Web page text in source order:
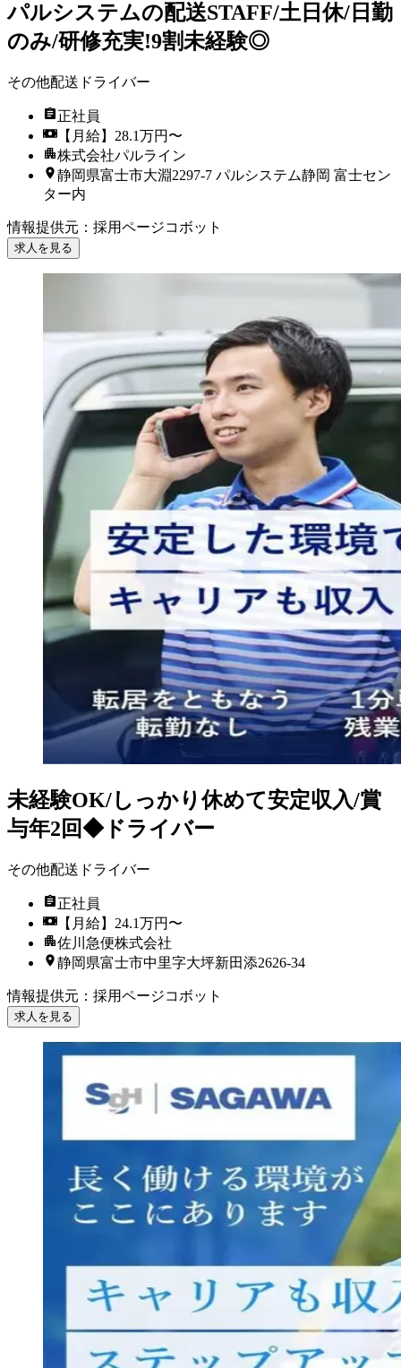
パルシステムの配送STAFF/土日休/日勤
のみ/研修充実!9割未経験◎
その他配送ドライバー
正社員
【月給】28.1万円〜
株式会社パルライン
静岡県富士市大淵2297-7 パルシステム静岡 富士セン
ター内
情報提供元 ： 採用ページコボット
求人を見る
未経験OK/しっかり休めて安定収入/賞
与年2回◆ドライバー
その他配送ドライバー
正社員
【月給】24.1万円〜
佐川急便株式会社
静岡県富士市中里字大坪新田添2626-34
情報提供元 ： 採用ページコボット
求人を見る